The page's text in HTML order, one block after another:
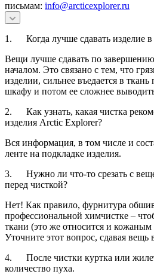
письмам: info@arcticexplorer.ru
1. Когда лучше сдавать изделие в
Вещи лучше сдавать по завершению
началом. Это связано с тем, что
изделии, сильнее въедается в
шкафу и потом ее сложнее
2. Как узнать, какая чистка
изделия Arctic Explorer?
Вся информация, в том числе и
ленте на подкладке изделия.
3. Нужно ли что-то срезать с
перед чисткой?
Нет! Как правило, фурнитура
профессиональной химчистке –
ткани (это же относится и
Уточните этот вопрос, сдавая вещь
4. После чистки куртка или жилет
количество пуха.